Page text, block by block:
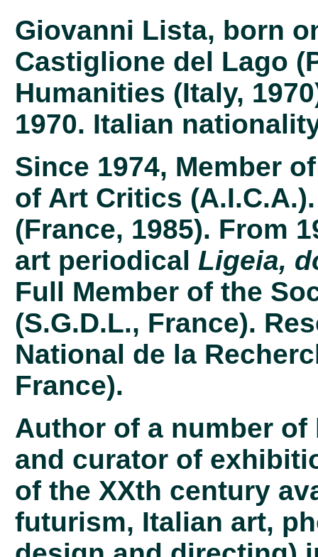
Giovanni Lista, born
Castiglione del Lago
Humanities (Italy,
1970. Italian
Since 1974, Member
of Art Critics
(France, 1985). From
art periodical Ligeia,
Full Member of the
(S.G.D.L., France).
National de la
France).
Author of a number
and curator of
of the XXth century
futurism, Italian art,